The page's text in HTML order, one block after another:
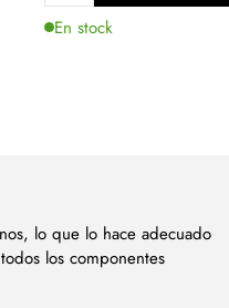
En stock
lo que lo hace adecuado
los componentes